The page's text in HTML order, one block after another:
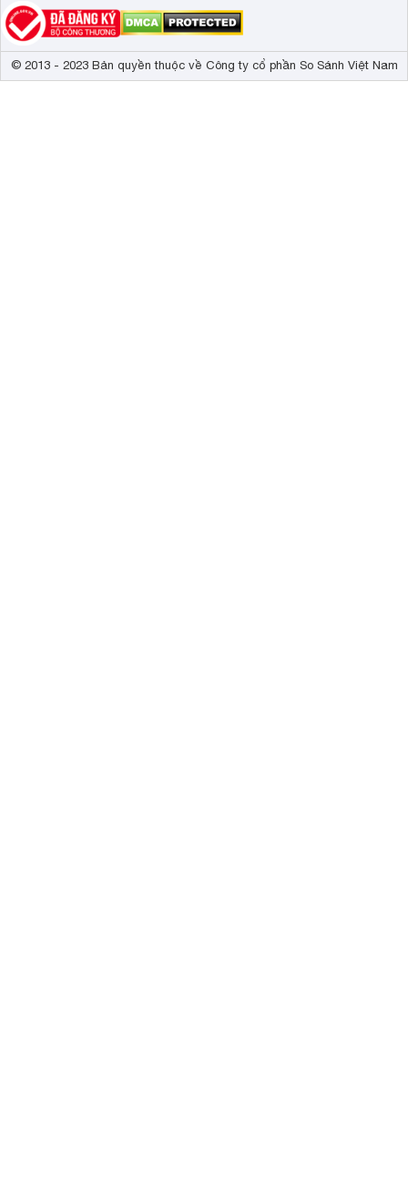
© 2013 - 2023 Bản quyền thuộc về Công ty cổ phần So Sánh Việt Nam